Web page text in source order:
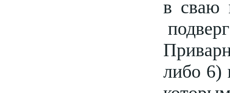
в сваю
либо 6)